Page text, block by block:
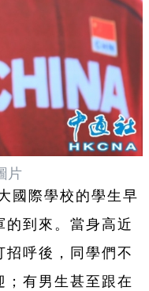
片
國際學校的學生早
的到來。當身高近
招呼後，同學們不
；有男生甚至跟在